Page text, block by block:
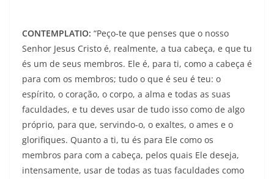
CONTEMPLATIO: “Peço-te que penses que o nosso
Senhor Jesus Cristo é, realmente, a tua cabeça, e que tu
és um de seus membros. Ele é, para ti, como a cabeça é
para com os membros; tudo o que é seu é teu: o
espírito, o coração, o corpo, a alma e todas as suas
faculdades, e tu deves usar de tudo isso como de algo
próprio, para que, servindo-o, o exaltes, o ames e o
glorifiques. Quanto a ti, tu és para Ele como os
membros para com a cabeça, pelos quais Ele deseja,
intensamente, usar de todas as tuas faculdades como